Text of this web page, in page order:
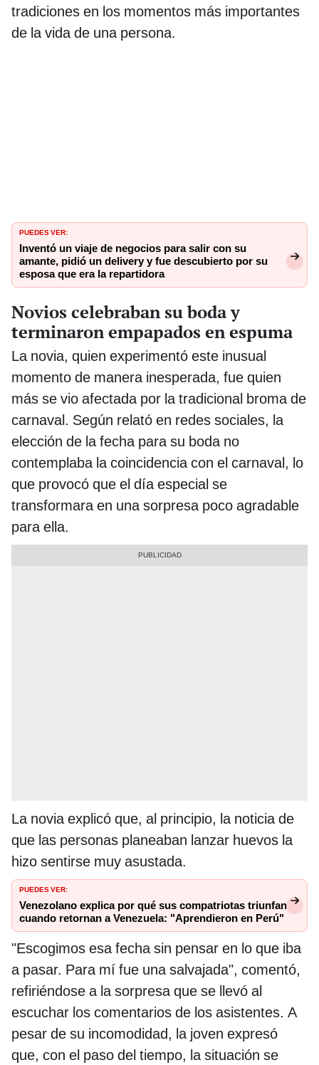
tradiciones en los momentos más importantes
de la vida de una persona.
PUEDES VER:
Inventó un viaje de negocios para salir con su
amante, pidió un delivery y fue descubierto por su
esposa que era la repartidora
Novios celebraban su boda y
terminaron empapados en espuma
La novia, quien experimentó este inusual
momento de manera inesperada, fue quien
más se vio afectada por la tradicional broma de
carnaval. Según relató en redes sociales, la
elección de la fecha para su boda no
contemplaba la coincidencia con el carnaval, lo
que provocó que el día especial se
transformara en una sorpresa poco agradable
para ella.
La novia explicó que, al principio, la noticia de
que las personas planeaban lanzar huevos la
hizo sentirse muy asustada.
PUEDES VER:
Venezolano explica por qué sus compatriotas triunfan
cuando retornan a Venezuela: "Aprendieron en Perú"
"Escogimos esa fecha sin pensar en lo que iba
a pasar. Para mí fue una salvajada", comentó,
refiriéndose a la sorpresa que se llevó al
escuchar los comentarios de los asistentes. A
pesar de su incomodidad, la joven expresó
que, con el paso del tiempo, la situación se